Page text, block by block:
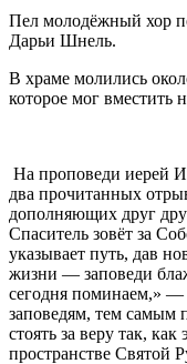
Пел молодёжный хор
Дарьи Шнель.
В храме молились
которое мог вместить
На проповеди иерей
два прочитанных
дополняющих друг
Спаситель зовёт за
указывает путь, дав
жизни — заповеди
сегодня поминаем,»
заповедям, тем самым
стоять за веру так,
пространстве Святой